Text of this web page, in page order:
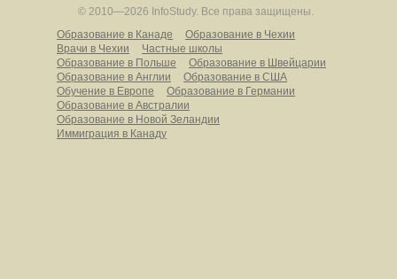
© 2010—2026 InfoStudy. Все права защищены.
Образование в Канаде
Образование в Чехии
Врачи в Чехии
Частные школы
Образование в Польше
Образование в Швейцарии
Образование в Англии
Образование в США
Обучение в Европе
Образование в Германии
Образование в Австралии
Образование в Новой Зеландии
Иммиграция в Канаду